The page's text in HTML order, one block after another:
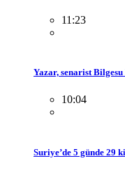
11:23
Yazar, senarist
10:04
Suriye’de 5 günde 29